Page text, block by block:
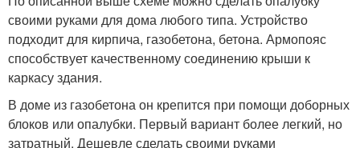
своими руками для дома любого типа. Устройство
подходит для кирпича, газобетона, бетона. Армопояс
способствует качественному соединению крыши к
каркасу здания.
В доме из газобетона он крепится при помощи доборных
блоков или опалубки. Первый вариант более легкий, но
затратный. Дешевле сделать своими руками